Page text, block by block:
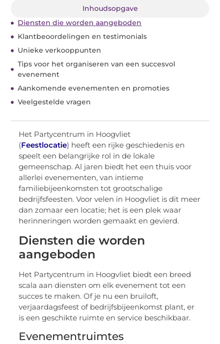
Inhoudsopgave
Diensten die worden aangeboden
Klantbeoordelingen en testimonials
Unieke verkooppunten
Tips voor het organiseren van een succesvol
evenement
Aankomende evenementen en promoties
Veelgestelde vragen
Het Partycentrum in Hoogvliet
(Feestlocatie) heeft een rijke geschiedenis en
speelt een belangrijke rol in de lokale
gemeenschap. Al jaren biedt het een thuis voor
allerlei evenementen, van intieme
familiebijeenkomsten tot grootschalige
bedrijfsfeesten. Voor velen in Hoogvliet is dit meer
dan zomaar een locatie; het is een plek waar
herinneringen worden gemaakt en gevierd.
Diensten die worden
aangeboden
Het Partycentrum in Hoogvliet biedt een breed
scala aan diensten om elk evenement tot een
succes te maken. Of je nu een bruiloft,
verjaardagsfeest of bedrijfsbijeenkomst plant, er
is een geschikte ruimte en service beschikbaar.
Evenementruimtes